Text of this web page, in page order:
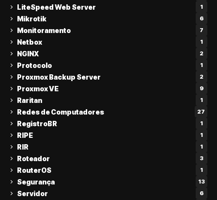
LiteSpeed Web Server 1
Mikrotik 6
Monitoramento 7
Netbox 1
NGINX 2
Protocolo 1
Proxmox Backup Server 2
Proxmox VE 9
Raritan 1
Redes de Computadores 27
RegistroBR 1
RIPE 1
RIR 1
Roteador 3
RouterOS 1
Segurança 13
Servidor 6